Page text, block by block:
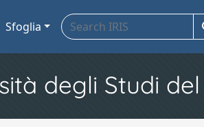
Sfoglia
degli Studi del